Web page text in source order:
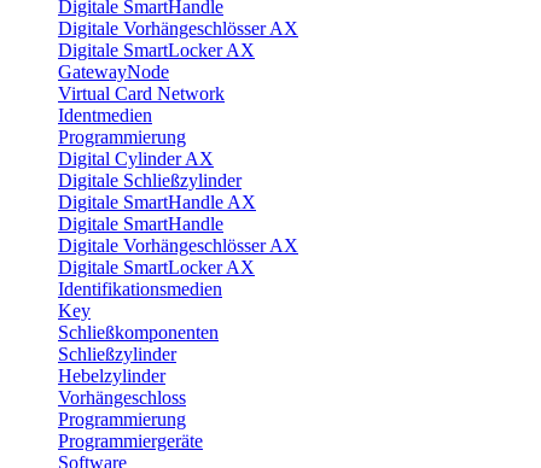
Digitale SmartHandle
Digitale Vorhängeschlösser AX
Digitale SmartLocker AX
GatewayNode
Virtual Card Network
Identmedien
Programmierung
Digital Cylinder AX
Digitale Schließzylinder
Digitale SmartHandle AX
Digitale SmartHandle
Digitale Vorhängeschlösser AX
Digitale SmartLocker AX
Identifikationsmedien
Key
Schließkomponenten
Schließzylinder
Hebelzylinder
Vorhängeschloss
Programmierung
Programmiergeräte
Software